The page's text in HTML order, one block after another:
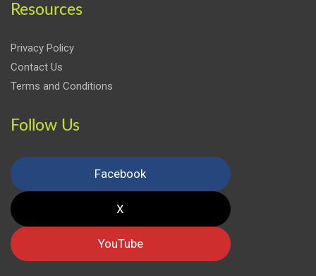
Resources
Privacy Policy
Contact Us
Terms and Conditions
Follow Us
Facebook
X
YouTube